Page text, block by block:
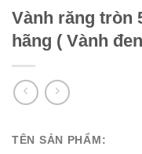
Vành răng tròn
hãng ( Vành
TÊN SẢN PHẨM: